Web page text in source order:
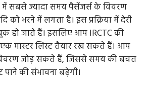
सबसे ज्यादा समय पैसेंजर्स के विवरण
को भरने में लगता है। इस प्रक्रिया में देरी
हो जाते हैं। इसलिए आप IRCTC की
मास्टर लिस्ट तैयार रख सकते हैं। आप
जोड़ सकते हैं, जिससे समय की बचत
की संभावना बढ़ेगी।